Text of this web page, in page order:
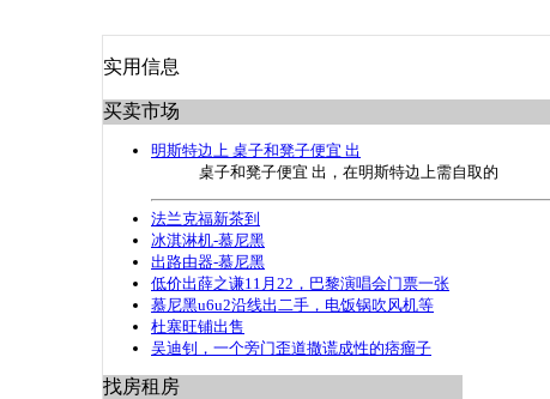
实用信息
买卖市场
明斯特边上 桌子和凳子便宜 出
桌子和凳子便宜 出，在明斯特边上需自取的
法兰克福新茶到
冰淇淋机-慕尼黑
出路由器-慕尼黑
低价出薛之谦11月22，巴黎演唱会门票一张
慕尼黑u6u2沿线出二手，电饭锅吹风机等
杜塞旺铺出售
吴迪钊，一个旁门歪道撒谎成性的痞瘤子
找房租房